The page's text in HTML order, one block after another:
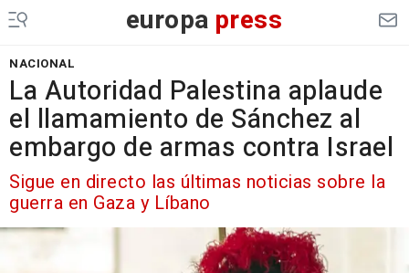
europa press
NACIONAL
La Autoridad Palestina aplaude
el llamamiento de Sánchez al
embargo de armas contra Israel
Sigue en directo las últimas noticias sobre la
guerra en Gaza y Líbano